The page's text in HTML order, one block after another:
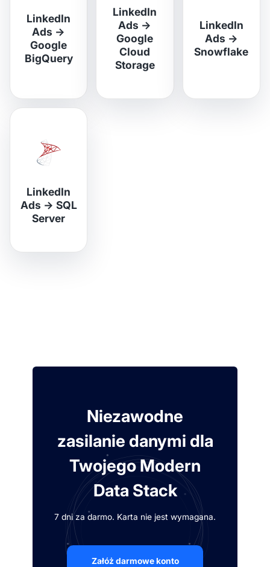
LinkedIn
Ads →
Google
BigQuery
LinkedIn
Ads →
Google
Cloud
Storage
LinkedIn
Ads →
Snowflake
LinkedIn
Ads → SQL
Server
Niezawodne
zasilanie danymi dla
Twojego Modern
Data Stack
7 dni za darmo. Karta nie jest wymagana.
Załóż darmowe konto